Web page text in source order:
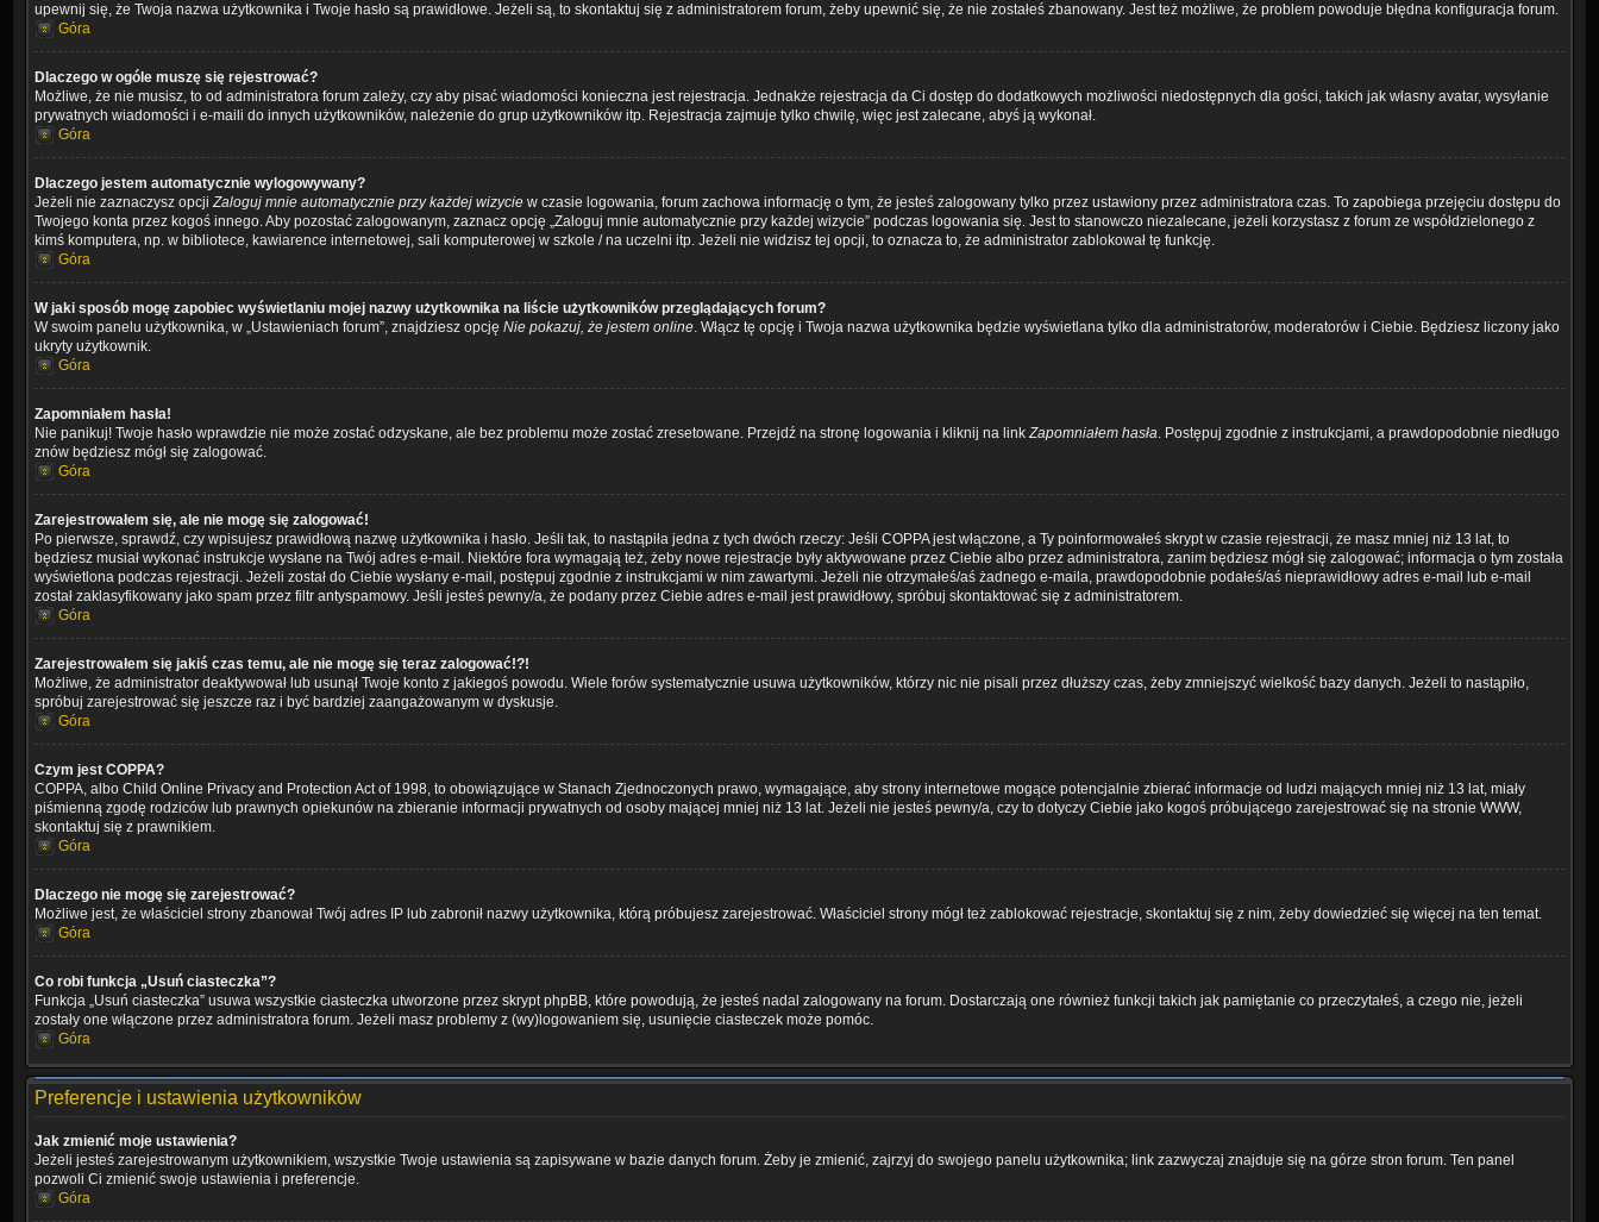
upewnij się, że Twoja nazwa użytkownika i Twoje hasło są prawidłowe. Jeżeli są, to skontaktuj się z administratorem forum, żeby upewnić się, że nie zostałeś zbanowany. Jest też możliwe, że problem powoduje błędna konfiguracja forum.
Góra
Dlaczego w ogóle muszę się rejestrować?
Możliwe, że nie musisz, to od administratora forum zależy, czy aby pisać wiadomości konieczna jest rejestracja. Jednakże rejestracja da Ci dostęp do dodatkowych możliwości niedostępnych dla gości, takich jak własny avatar, wysyłanie
prywatnych wiadomości i e-maili do innych użytkowników, należenie do grup użytkowników itp. Rejestracja zajmuje tylko chwilę, więc jest zalecane, abyś ją wykonał.
Góra
Dlaczego jestem automatycznie wylogowywany?
Jeżeli nie zaznaczysz opcjiZaloguj mnie automatycznie przy każdej wizycie w czasie logowania, forum zachowa informację o tym, że jesteś zalogowany tylko przez ustawiony przez administratora czas. To zapobiega przejęciu dostępu do
Twojego konta przez kogoś innego. Aby pozostać zalogowanym, zaznacz opcję „Zaloguj mnie automatycznie przy każdej wizycie” podczas logowania się. Jest to stanowczo niezalecane, jeżeli korzystasz z forum ze współdzielonego z
kimś komputera, np. w bibliotece, kawiarence internetowej, sali komputerowej w szkole / na uczelni itp. Jeżeli nie widzisz tej opcji, to oznacza to, że administrator zablokował tę funkcję.
Góra
W jaki sposób mogę zapobiec wyświetlaniu mojej nazwy użytkownika na liście użytkowników przeglądających forum?
W swoim panelu użytkownika, w „Ustawieniach forum”, znajdziesz opcję Nie pokazuj, że jestem online. Włącz tę opcję i Twoja nazwa użytkownika będzie wyświetlana tylko dla administratorów, moderatorów i Ciebie. Będziesz liczony jako
ukryty użytkownik.
Góra
Zapomniałem hasła!
Nie panikuj! Twoje hasło wprawdzie nie może zostać odzyskane, ale bez problemu może zostać zresetowane. Przejdź na stronę logowania i kliknij na linkZapomniałem hasła. Postępuj zgodnie z instrukcjami, a prawdopodobnie niedługo
znów będziesz mógł się zalogować.
Góra
Zarejestrowałem się, ale nie mogę się zalogować!
Po pierwsze, sprawdź, czy wpisujesz prawidłową nazwę użytkownika i hasło. Jeśli tak, to nastąpiła jedna z tych dwóch rzeczy: Jeśli COPPA jest włączone, a Ty poinformowałeś skrypt w czasie rejestracji, że masz mniej niż 13 lat, to
będziesz musiał wykonać instrukcje wysłane na Twój adres e-mail. Niektóre fora wymagają też, żeby nowe rejestracje były aktywowane przez Ciebie albo przez administratora, zanim będziesz mógł się zalogować; informacja o tym została
wyświetlona podczas rejestracji. Jeżeli został do Ciebie wysłany e-mail, postępuj zgodnie z instrukcjami w nim zawartymi. Jeżeli nie otrzymałeś/aś żadnego e-maila, prawdopodobnie podałeś/aś nieprawidłowy adres e-mail lub e-mail
został zaklasyfikowany jako spam przez filtr antyspamowy. Jeśli jesteś pewny/a, że podany przez Ciebie adres e-mail jest prawidłowy, spróbuj skontaktować się z administratorem.
Góra
Zarejestrowałem się jakiś czas temu, ale nie mogę się teraz zalogować!?!
Możliwe, że administrator deaktywował lub usunął Twoje konto z jakiegoś powodu. Wiele forów systematycznie usuwa użytkowników, którzy nic nie pisali przez dłuższy czas, żeby zmniejszyć wielkość bazy danych. Jeżeli to nastąpiło,
spróbuj zarejestrować się jeszcze raz i być bardziej zaangażowanym w dyskusje.
Góra
Czym jest COPPA?
COPPA, albo Child Online Privacy and Protection Act of 1998, to obowiązujące w Stanach Zjednoczonych prawo, wymagające, aby strony internetowe mogące potencjalnie zbierać informacje od ludzi mających mniej niż 13 lat, miały
piśmienną zgodę rodziców lub prawnych opiekunów na zbieranie informacji prywatnych od osoby mającej mniej niż 13 lat. Jeżeli nie jesteś pewny/a, czy to dotyczy Ciebie jako kogoś próbującego zarejestrować się na stronie WWW,
skontaktuj się z prawnikiem.
Góra
Dlaczego nie mogę się zarejestrować?
Możliwe jest, że właściciel strony zbanował Twój adres IP lub zabronił nazwy użytkownika, którą próbujesz zarejestrować. Właściciel strony mógł też zablokować rejestracje, skontaktuj się z nim, żeby dowiedzieć się więcej na ten temat.
Góra
Co robi funkcja „Usuń ciasteczka”?
Funkcja „Usuń ciasteczka” usuwa wszystkie ciasteczka utworzone przez skrypt phpBB, które powodują, że jesteś nadal zalogowany na forum. Dostarczają one również funkcji takich jak pamiętanie co przeczytałeś, a czego nie, jeżeli
zostały one włączone przez administratora forum. Jeżeli masz problemy z (wy)logowaniem się, usunięcie ciasteczek może pomóc.
Góra
Preferencje i ustawienia użytkowników
Jak zmienić moje ustawienia?
Jeżeli jesteś zarejestrowanym użytkownikiem, wszystkie Twoje ustawienia są zapisywane w bazie danych forum. Żeby je zmienić, zajrzyj do swojego panelu użytkownika; link zazwyczaj znajduje się na górze stron forum. Ten panel
pozwoli Ci zmienić swoje ustawienia i preferencje.
Góra